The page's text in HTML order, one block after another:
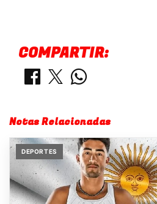
COMPARTIR:
Notas Relacionadas
DEPORTES